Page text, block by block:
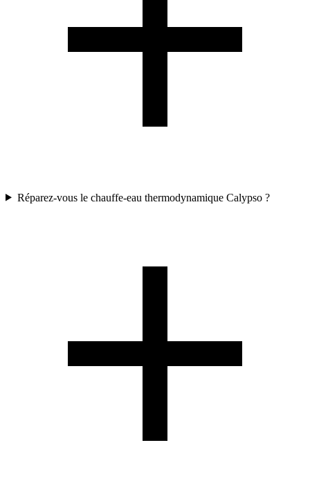
Réparez-vous le chauffe-eau thermodynamique Calypso ?